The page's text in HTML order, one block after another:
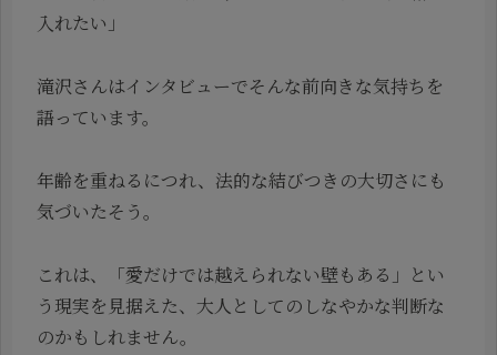
入れたい」
滝沢さんはインタビューでそんな前向きな気持ちを
語っています。
年齢を重ねるにつれ、法的な結びつきの大切さにも
気づいたそう。
これは、「愛だけでは越えられない壁もある」とい
う現実を見据えた、大人としてのしなやかな判断な
のかもしれません。